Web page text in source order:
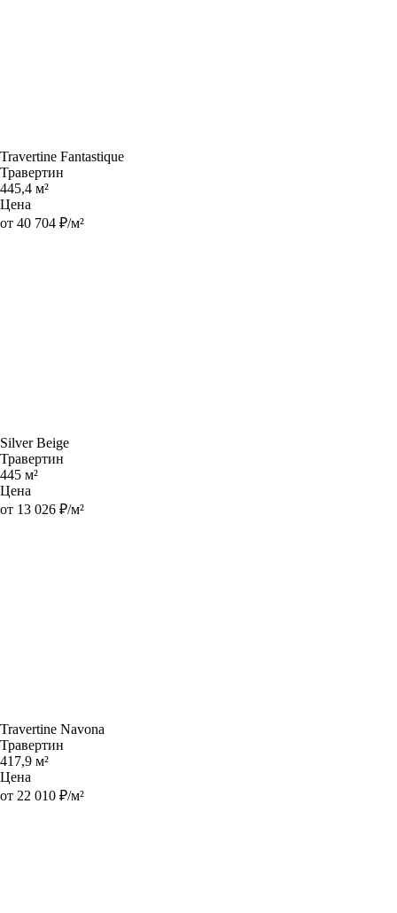
Travertine Fantastique
Травертин
445,4 м²
Цена
от 40 704 ₽/м²
Silver Beige
Травертин
445 м²
Цена
от 13 026 ₽/м²
Travertine Navona
Травертин
417,9 м²
Цена
от 22 010 ₽/м²